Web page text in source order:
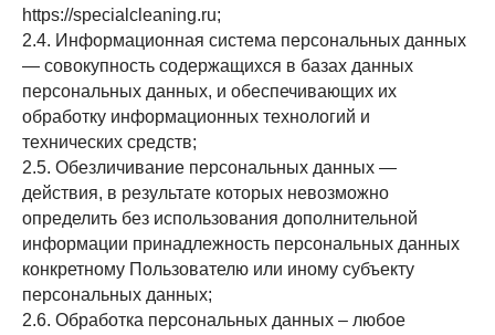
https://specialcleaning.ru;
2.4. Информационная система персональных данных
— совокупность содержащихся в базах данных
персональных данных, и обеспечивающих их
обработку информационных технологий и
технических средств;
2.5. Обезличивание персональных данных —
действия, в результате которых невозможно
определить без использования дополнительной
информации принадлежность персональных данных
конкретному Пользователю или иному субъекту
персональных данных;
2.6. Обработка персональных данных – любое